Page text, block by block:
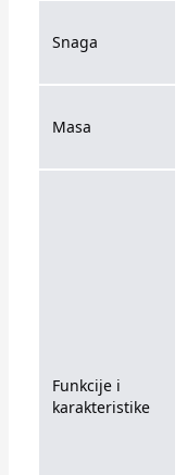
Snaga
Masa
Funkcije i
karakteristike